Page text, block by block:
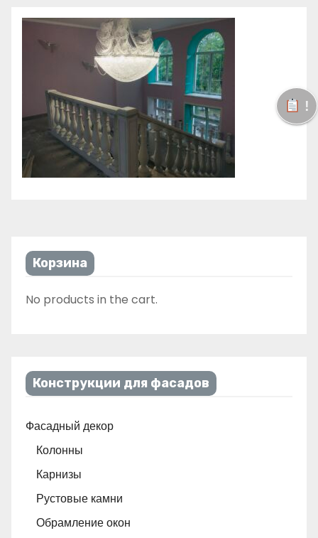
!
Корзина
No products in the cart.
Конструкции для фасадов
Фасадный декор
Колонны
Карнизы
Рустовые камни
Обрамление окон